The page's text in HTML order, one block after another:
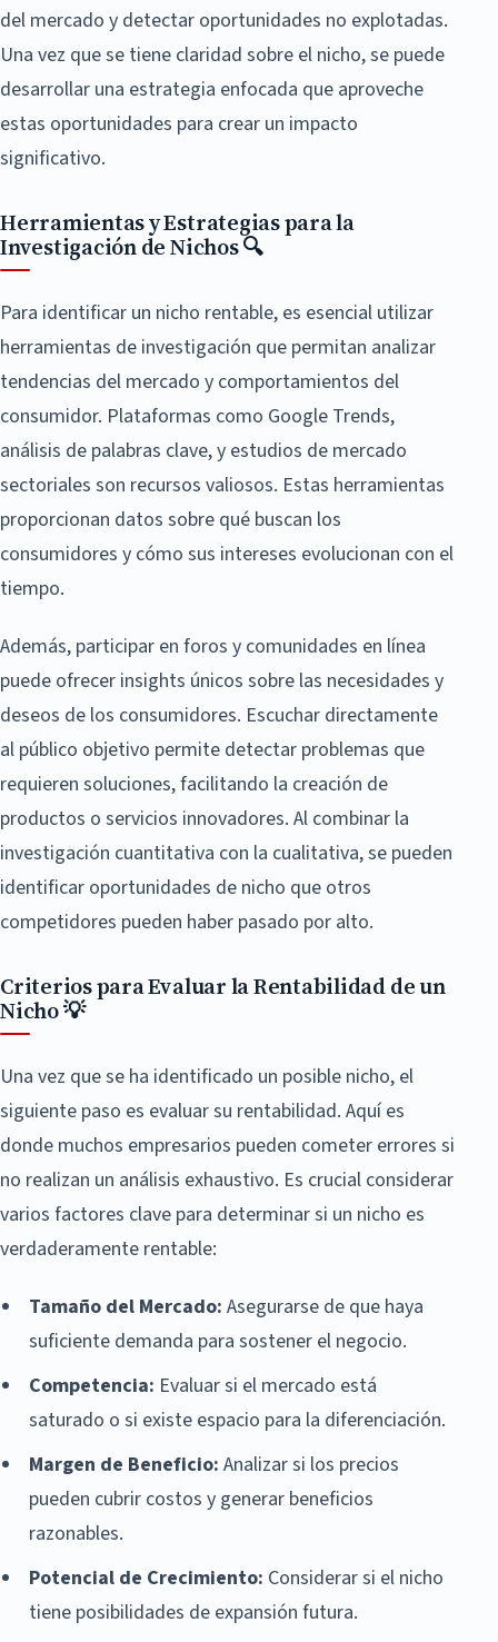
del mercado y detectar oportunidades no explotadas.
Una vez que se tiene claridad sobre el nicho, se puede
desarrollar una estrategia enfocada que aproveche
estas oportunidades para crear un impacto
significativo.
Herramientas y Estrategias para la
Investigación de Nichos 🔍
Para identificar un nicho rentable, es esencial utilizar
herramientas de investigación que permitan analizar
tendencias del mercado y comportamientos del
consumidor. Plataformas como Google Trends,
análisis de palabras clave, y estudios de mercado
sectoriales son recursos valiosos. Estas herramientas
proporcionan datos sobre qué buscan los
consumidores y cómo sus intereses evolucionan con el
tiempo.
Además, participar en foros y comunidades en línea
puede ofrecer insights únicos sobre las necesidades y
deseos de los consumidores. Escuchar directamente
al público objetivo permite detectar problemas que
requieren soluciones, facilitando la creación de
productos o servicios innovadores. Al combinar la
investigación cuantitativa con la cualitativa, se pueden
identificar oportunidades de nicho que otros
competidores pueden haber pasado por alto.
Criterios para Evaluar la Rentabilidad de un
Nicho 💡
Una vez que se ha identificado un posible nicho, el
siguiente paso es evaluar su rentabilidad. Aquí es
donde muchos empresarios pueden cometer errores si
no realizan un análisis exhaustivo. Es crucial considerar
varios factores clave para determinar si un nicho es
verdaderamente rentable:
Tamaño del Mercado: Asegurarse de que haya
suficiente demanda para sostener el negocio.
Competencia: Evaluar si el mercado está
saturado o si existe espacio para la diferenciación.
Margen de Beneficio: Analizar si los precios
pueden cubrir costos y generar beneficios
razonables.
Potencial de Crecimiento: Considerar si el nicho
tiene posibilidades de expansión futura.